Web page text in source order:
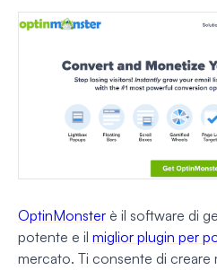
OptinMonster è il software di
potente e il miglior plugin per
mercato. Ti consente di creare